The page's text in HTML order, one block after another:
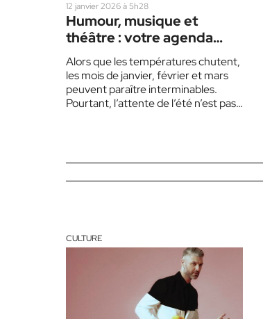
12 janvier 2026 à 5h28
Humour, musique et
théâtre : votre agenda
culturel de janvier à mars
Alors que les températures chutent,
les mois de janvier, février et mars
peuvent paraître interminables.
Pourtant, l’attente de l’été n’est pas
CULTURE